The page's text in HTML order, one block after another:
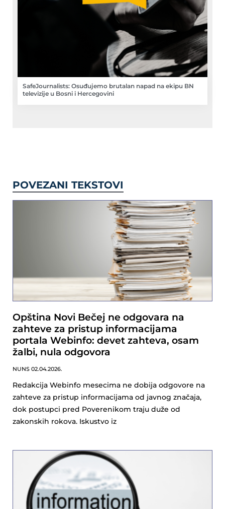
SafeJournalists: Osuđujemo brutalan napad na ekipu BN
televizije u Bosni i Hercegovini
POVEZANI TEKSTOVI
Opština Novi Bečej ne odgovara na
zahteve za pristup informacijama
portala Webinfo: devet zahteva, osam
žalbi, nula odgovora
NUNS 02.04.2026.
Redakcija Webinfo mesecima ne dobija odgovore na
zahteve za pristup informacijama od javnog značaja,
dok postupci pred Poverenikom traju duže od
zakonskih rokova. Iskustvo iz